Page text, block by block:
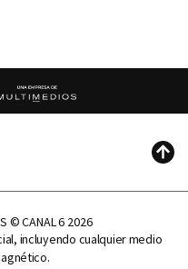
© CANAL 6 2026
incluyendo cualquier medio